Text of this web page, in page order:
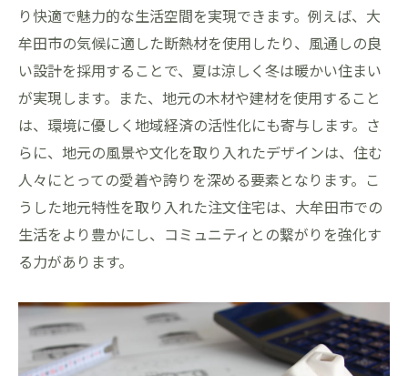
自分だけのオリジナルデザインを実現
ライフスタイルに合わせた特別な空間作り
趣味を楽しむための専用スペース
家族の成長に対応する柔軟な設計
自然光を取り込む明るい空間作り
ペットと快適に暮らすための工夫
大牟田市で注文住宅を建てる際の重要なポイン
ト
土地選びのポイントとその注意点
予算計画と資金調達の方法
信頼できる施工業者の選び方
り快適で魅力的な生活空間を実現できます。例えば、大
牟田市の気候に適した断熱材を使用したり、風通しの良
い設計を採用することで、夏は涼しく冬は暖かい住まい
が実現します。また、地元の木材や建材を使用すること
は、環境に優しく地域経済の活性化にも寄与します。さ
らに、地元の風景や文化を取り入れたデザインは、住む
人々にとっての愛着や誇りを深める要素となります。こ
うした地元特性を取り入れた注文住宅は、大牟田市での
生活をより豊かにし、コミュニティとの繋がりを強化す
る力があります。